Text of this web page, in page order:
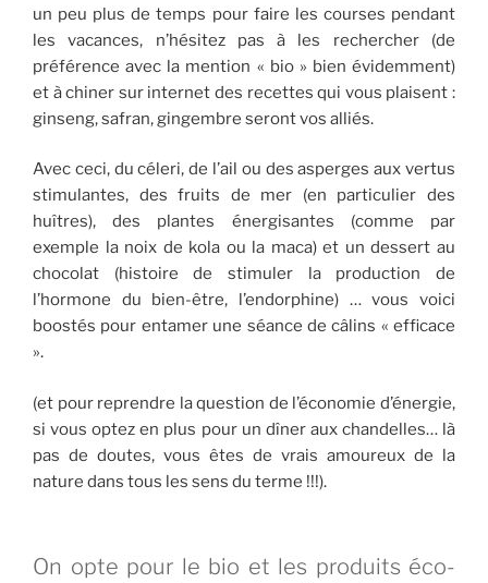
un peu plus de temps pour faire les courses pendant
les vacances, n’hésitez pas à les rechercher (de
préférence avec la mention « bio » bien évidemment)
et à chiner sur internet des recettes qui vous plaisent :
ginseng, safran, gingembre seront vos alliés.
Avec ceci, du céleri, de l’ail ou des asperges aux vertus
stimulantes, des fruits de mer (en particulier des
huîtres), des plantes énergisantes (comme par
exemple la noix de kola ou la maca) et un dessert au
chocolat (histoire de stimuler la production de
l’hormone du bien-être, l’endorphine) … vous voici
boostés pour entamer une séance de câlins « efficace
».
(et pour reprendre la question de l’économie d’énergie,
si vous optez en plus pour un dîner aux chandelles… là
pas de doutes, vous êtes de vrais amoureux de la
nature dans tous les sens du terme !!!).
On opte pour le bio et les produits éco-